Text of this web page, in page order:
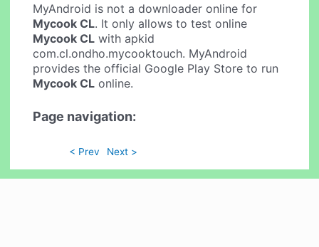
MyAndroid is not a downloader online for
Mycook CL. It only allows to test online
Mycook CL with apkid
com.cl.ondho.mycooktouch. MyAndroid
provides the official Google Play Store to run
Mycook CL online.
Page navigation:
< Prev Next >